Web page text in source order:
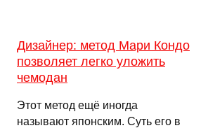
Дизайнер: метод Мари Кондо
позволяет легко уложить
чемодан
Этот метод ещё иногда
называют японским. Суть его в